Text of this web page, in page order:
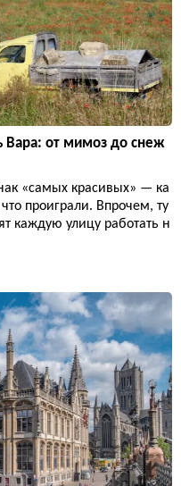
Вара: от мимоз до снеж
«самых красивых» — ка
проиграли. Впрочем, ту
каждую улицу работать н